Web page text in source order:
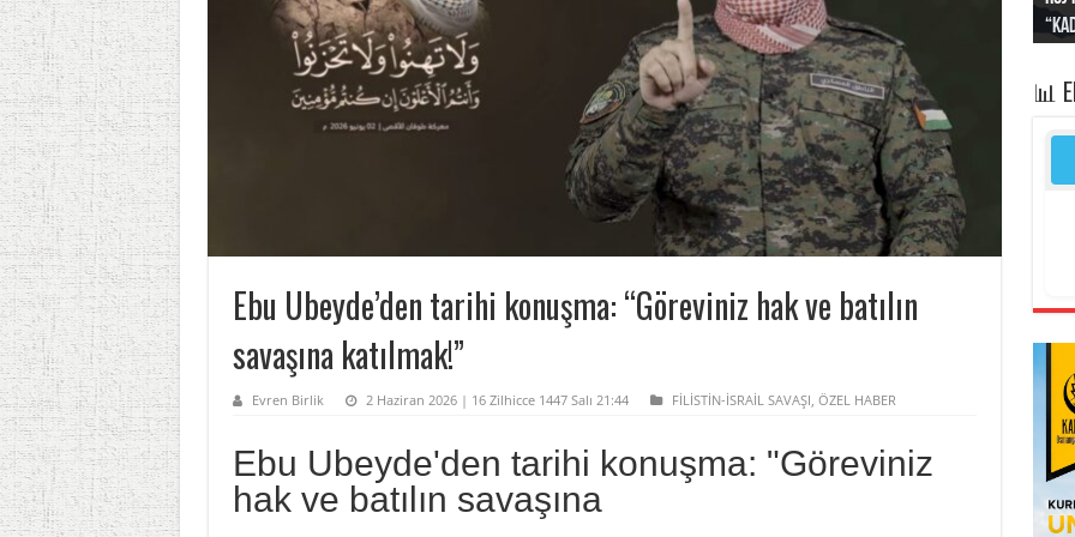
Ebu Ubeyde’den tarihi konuşma: “Göreviniz hak ve batılın
savaşına katılmak!”
Evren Birlik 2 Haziran 2026 | 16 Zilhicce 1447 Salı 21:44 FİLİSTİN-İSRAİL SAVAŞI, ÖZEL HABER
Ebu Ubeyde'den tarihi konuşma: "Göreviniz
hak ve batılın savaşına
📊